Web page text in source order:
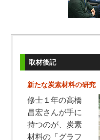
取材後記
新たな炭素材料の研究
修士１年の高橋
昌宏さんが手に
持つのが、炭素
材料の「グラフ